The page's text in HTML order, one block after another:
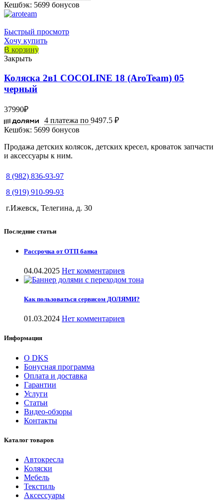
Кешбэк: 5699 бонусов
Быстрый просмотр
Хочу купить
В корзину
Закрыть
Коляска 2в1 COCOLINE 18 (AroTeam) 05
черный
37990₽
4 платежа по 9497.5 ₽
Кешбэк: 5699 бонусов
Продажа детских колясок, детских кресел, кроваток запчасти
и аксессуары к ним.
8 (982) 836-93-97
8 (919) 910-99-93
г.Ижевск, Телегина, д. 30
Последние статьи
Рассрочка от ОТП банка
04.04.2025 Нет комментариев
Как пользоваться сервисом ДОЛЯМИ?
01.03.2024 Нет комментариев
Информация
О DKS
Бонусная программа
Оплата и доставка
Гарантии
Услуги
Статьи
Видео-обзоры
Контакты
Каталог товаров
Автокресла
Коляски
Мебель
Текстиль
Аксессуары